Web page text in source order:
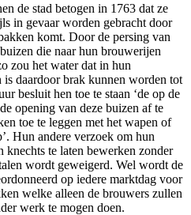
de stad betogen in 1763 dat ze
in gevaar worden gebracht door
komt. Door de persing van
die naar hun brouwerijen
zou het water dat in hun
daardoor brak kunnen worden tot
besluit hen toe te staan ‘de op de
opening van deze buizen af te
toe te leggen met het wapen of
Hun andere verzoek om hun
knechts te laten bewerken zonder
wordt geweigerd. Wel wordt de
op iedere marktdag voor
welke alleen de brouwers zullen
werk te mogen doen.